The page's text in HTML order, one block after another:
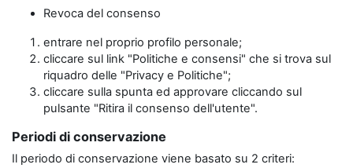
Revoca del consenso
entrare nel proprio profilo personale;
cliccare sul link "Politiche e consensi" che si trova sul
riquadro delle "Privacy e Politiche";
cliccare sulla spunta ed approvare cliccando sul
pulsante "Ritira il consenso dell'utente".
Periodi di conservazione
Il periodo di conservazione viene basato su 2 criteri: